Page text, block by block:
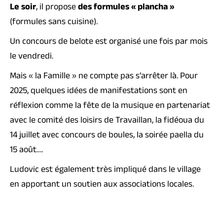
Le soir, il proposedes formules « plancha »
(formules sans cuisine).
Un concours de belote est organisé une fois par mois
le vendredi.
Mais « la Famille » ne compte pas s’arrêter là. Pour
2025, quelques idées de manifestations sont en
réflexion comme la fête de la musique en partenariat
avec le comité des loisirs de Travaillan, la fidéoua du
14 juillet avec concours de boules, la soirée paella du
15 août….
Ludovic est également très impliqué dans le village
en apportant un soutien aux associations locales.